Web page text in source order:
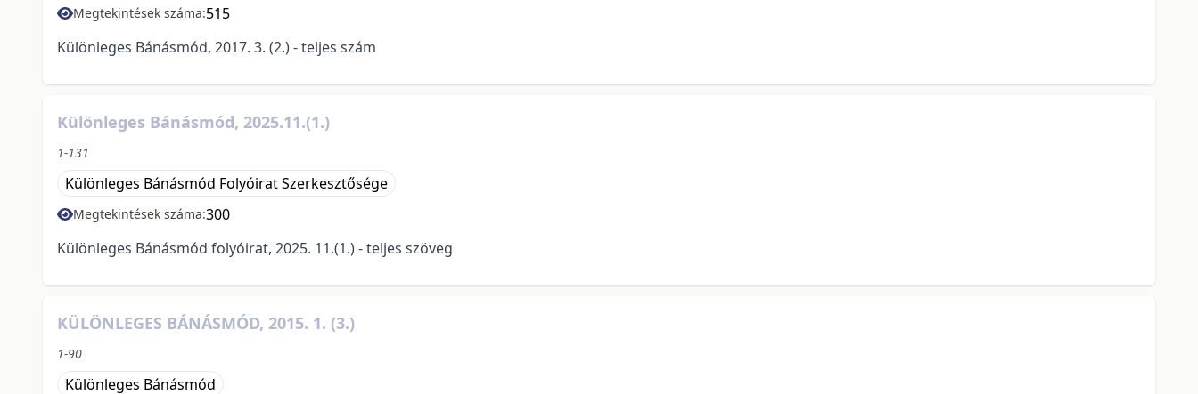
Megtekintések száma:515
Különleges Bánásmód, 2017. 3. (2.) - teljes szám
Különleges Bánásmód, 2025.11.(1.)
1-131
Különleges Bánásmód Folyóirat Szerkesztősége
Megtekintések száma:300
Különleges Bánásmód folyóirat, 2025. 11.(1.) - teljes szöveg
KÜLÖNLEGES BÁNÁSMÓD, 2015. 1. (3.)
1-90
Különleges Bánásmód